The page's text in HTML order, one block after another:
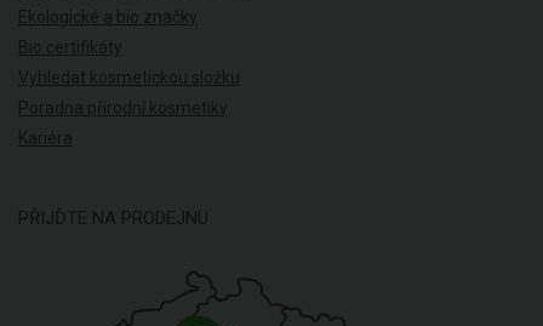
Ekologické a bio značky
Bio certifikáty
Vyhledat kosmetickou složku
Poradna přírodní kosmetiky
Kariéra
PŘIJĎTE NA PRODEJNU